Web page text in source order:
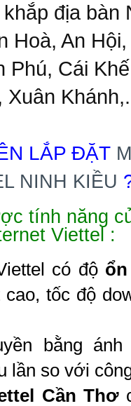
địa bàn
Hoà, An
Phú, Cái
Xuân
LẮP ĐẶT
NINH KIỀU
tính năng
Viettel :
có độ
tốc độ
bằng
lần so với
Cần Thơ